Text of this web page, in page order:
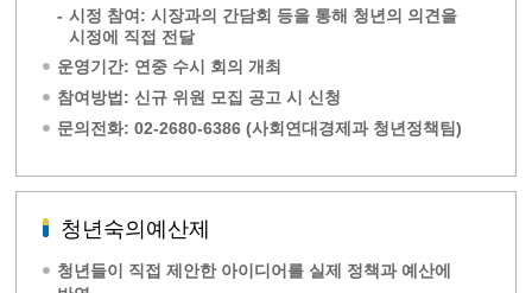
- 시정 참여: 시장과의 간담회 등을 통해 청년의 의견을
시정에 직접 전달
운영기간: 연중 수시 회의 개최
참여방법: 신규 위원 모집 공고 시 신청
문의전화: 02-2680-6386 (사회연대경제과 청년정책팀)
청년숙의예산제
청년들이 직접 제안한 아이디어를 실제 정책과 예산에